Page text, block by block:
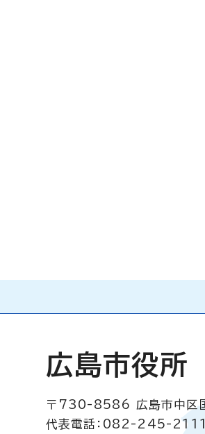
広島市役所
〒730-8586
広島市中
代表電話：082-245-2111